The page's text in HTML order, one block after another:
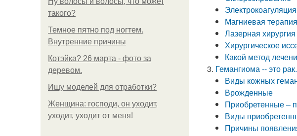
такого?
Темное пятно под ногтем.
Внутренние причины
Котэйка? 26 марта - фото за
деревом.
Ищу моделей для отработки?
Женщина: господи, он уходит,
уходит, уходит от меня!
Электрокоагуляция
Магниевая терапия
Лазерная хирургия
Хирургическое
Какой метод
Гемангиома -- это
Виды кожных
Врожденные
Приобретенные –
Виды
Причины